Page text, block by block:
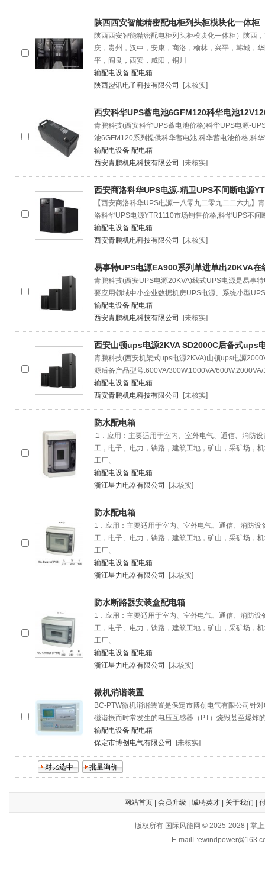
陕西西安智能精密配电柜列头柜模块化一体柜
陕西西安智能精密配电柜列头柜模块化一体柜）陕西
庆，贵州，汉中，安康，商洛，榆林，兴平，韩城，
平，阎良，西安，咸阳，铜川
输配电设备 配电箱
陕西盟讯电子科技有限公司
[未核实]
西安科华UPS蓄电池6GFM120科华电池
青鹏科技(西安科华UPS蓄电池价格)科华UPS电源-
池6GFM120系列提供科华蓄电池,科华蓄电池价格,科
输配电设备 配电箱
西安青鹏机电科技有限公司
[未核实]
西安商洛科华UPS电源-精卫UPS不间断电源
【西安商洛科华UPS电源一八零九二零九二二六九】
洛科华UPS电源YTR1110市场销售价格,科华UPS不间
输配电设备 配电箱
西安青鹏机电科技有限公司
[未核实]
易事特UPS电源EA900系列单进单出20KVA在
青鹏科技(西安UPS电源20KVA)线式UPS电源是易事
要应用领域中小企业数据机房UPS电源、系统小型
输配电设备 配电箱
西安青鹏机电科技有限公司
[未核实]
西安山顿ups电源2KVA SD2000C后备式ups
青鹏科技(西安机架式ups电源2KVA)山顿ups电源
源后备产品型号:600VA/300W,1000VA/
输配电设备 配电箱
西安青鹏机电科技有限公司
[未核实]
防水配电箱
.1．应用：主要适用于室内、室外电气、通信、消防
工，电子、电力，铁路，建筑工地，矿山，采矿场，
工厂、
输配电设备 配电箱
浙江星力电器有限公司
[未核实]
防水配电箱
1．应用：主要适用于室内、室外电气、通信、消防设
工，电子、电力，铁路，建筑工地，矿山，采矿场，
工厂、
输配电设备 配电箱
浙江星力电器有限公司
[未核实]
防水断路器安装盒配电箱
1．应用：主要适用于室内、室外电气、通信、消防设
工，电子、电力，铁路，建筑工地，矿山，采矿场，
工厂、
输配电设备 配电箱
浙江星力电器有限公司
[未核实]
微机消谐装置
BC-PTW微机消谐装置是保定市博创电气有限公司针
磁谐振而时常发生的电压互感器（PT）烧毁甚至爆炸
输配电设备 配电箱
保定市博创电气有限公司
[未核实]
网站首页| 会员升级 诚聘英才| 关于我们
版权所有 国际风能网 © 2025-2028 | 掌
E-